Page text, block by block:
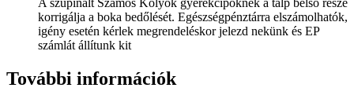
korrigálja a boka bedőlését. Egészségpénztárra elszámolhatók,
igény esetén kérlek megrendeléskor jelezd nekünk és EP
számlát állítunk kit
További információk